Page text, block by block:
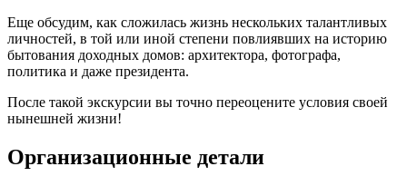
Еще обсудим, как сложилась жизнь нескольких талантливых
личностей, в той или иной степени повлиявших на историю
бытования доходных домов: архитектора, фотографа,
политика и даже президента.
После такой экскурсии вы точно переоцените условия своей
нынешней жизни!
Организационные детали